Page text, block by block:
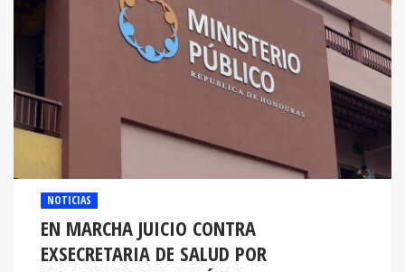
NOTICIAS
EN MARCHA JUICIO CONTRA
EXSECRETARIA DE SALUD POR